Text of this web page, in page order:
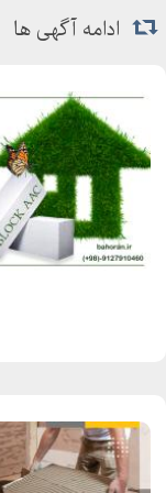
دستگاه تولید سازه السف
فروش سازه ال اس اف
فروش استاد
فروش رانر
فروش سازه نیوزلندی
ادامه آگهی ها